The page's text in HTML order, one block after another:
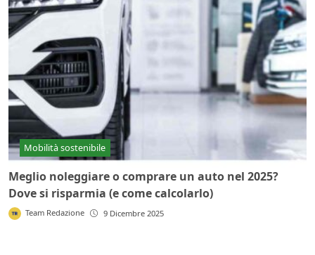
Mobilità sostenibile
Meglio noleggiare o comprare un auto nel 2025?
Dove si risparmia (e come calcolarlo)
Team Redazione 9 Dicembre 2025